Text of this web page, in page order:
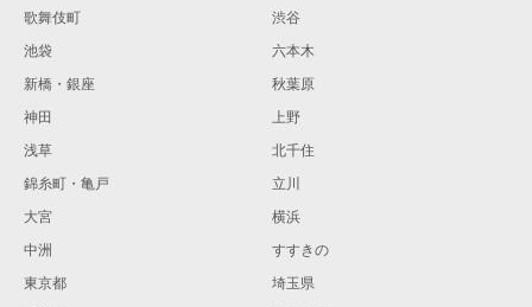
歌舞伎町
渋谷
池袋
六本木
新橋・銀座
秋葉原
神田
上野
浅草
北千住
錦糸町・亀戸
立川
大宮
横浜
中洲
すすきの
東京都
埼玉県